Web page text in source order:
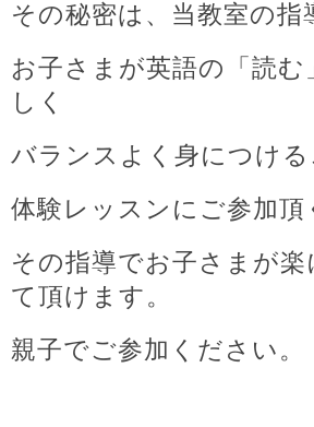
その秘密は、当教室の
お子さまが英語の「読
しく
バランスよく身につけ
体験レッスンにご参加頂
その指導でお子さまが
て頂けます。
親子でご参加ください。